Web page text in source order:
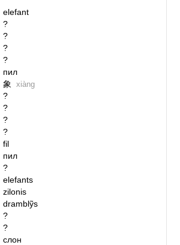
elefant
?
?
?
?
пил
象 xiàng
?
?
?
?
fil
пил
?
elefants
zilonis
dramblỹs
?
?
слон